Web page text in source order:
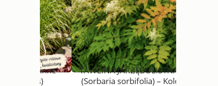
TAWLINA JARZĘBOLISTNA 'SEM'
(Sorbaria sorbifolia) – Kolorowy